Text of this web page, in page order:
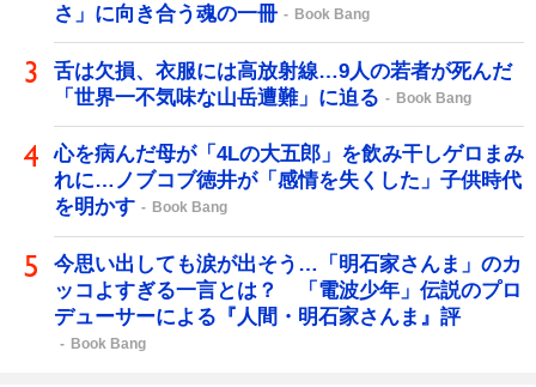
さ」に向き合う魂の一冊
Book Bang
舌は欠損、衣服には高放射線…9人の若者が死んだ
「世界一不気味な山岳遭難」に迫る
Book Bang
心を病んだ母が「4Lの大五郎」を飲み干しゲロまみ
れに…ノブコブ徳井が「感情を失くした」子供時代
を明かす
Book Bang
今思い出しても涙が出そう…「明石家さんま」のカ
ッコよすぎる一言とは？ 「電波少年」伝説のプロ
デューサーによる『人間・明石家さんま』評
Book Bang